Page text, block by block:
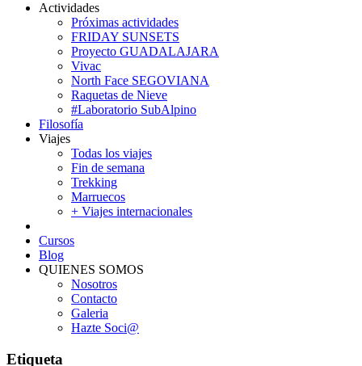
Actividades
Próximas actividades
FRIDAY SUNSETS
Proyecto GUADALAJARA
Vivac
North Face SEGOVIANA
Raquetas de Nieve
#Laboratorio SubAlpino
Filosofía
Viajes
Todas los viajes
Fin de semana
Trekking
Marruecos
+ Viajes internacionales
Cursos
Blog
QUIENES SOMOS
Nosotros
Contacto
Galeria
Hazte Soci@
Etiqueta